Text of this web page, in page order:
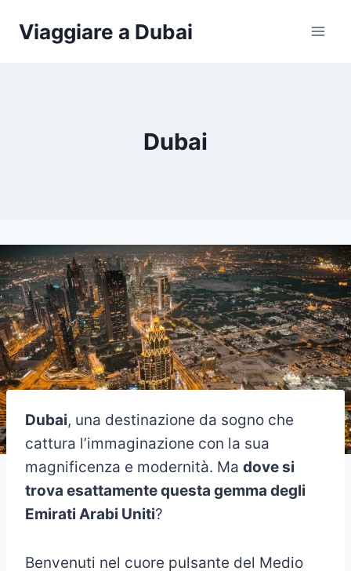
Viaggiare a Dubai
Dubai
Dubai, una destinazione da sogno che
cattura l’immaginazione con la sua
magnificenza e modernità. Ma dove si
trova esattamente questa gemma degli
Emirati Arabi Uniti?
Benvenuti nel cuore pulsante del Medio